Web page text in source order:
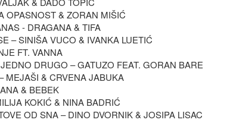
OPASNOST & ZORAN MIŠIĆ
- DRAGANA & TIFA
– SINIŠA VUCO & IVANKA LUETIĆ
FT. VANNA
DRUGO – GATUZO FEAT. GORAN BARE
MEJAŠI & CRVENA JABUKA
& BEBEK
KOKIĆ & NINA BADRIĆ
OD SNA – DINO DVORNIK & JOSIPA LISAC